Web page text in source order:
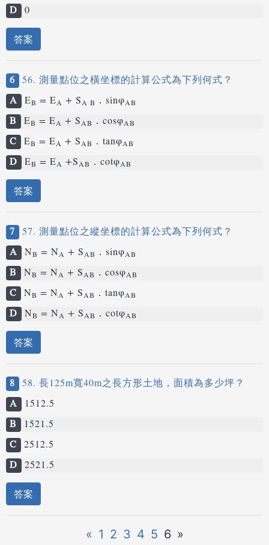
D 0
答案
6 56. 測量點位之橫坐標的計算公式為下列何式？
A EB = EA + SA B ．sinφAB
B EB = EA + SAB ．cosφAB
C EB = EA + SAB ．tanφAB
D EB = EA +SAB ．cotφAB
答案
7 57. 測量點位之縱坐標的計算公式為下列何式？
A NB = NA + SAB ．sinφAB
B NB = NA + SAB ．cosφAB
C NB = NA + SAB ．tanφAB
D NB = NA + SAB ．cotφAB
答案
8 58. 長125m寬40m之長方形土地，面積為多少坪？
A
1512.5
B
1521.5
C 2512.5
D 2521.5
答案
« 1 2 3 4 5 6 »